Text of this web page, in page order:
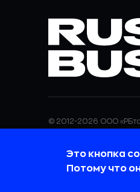
© 2012-2026 ООО
требованиях к
обработки
Это кнопка
Потому что